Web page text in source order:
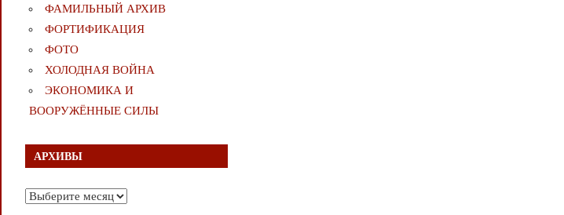
ФАМИЛЬНЫЙ АРХИВ
ФОРТИФИКАЦИЯ
ФОТО
ХОЛОДНАЯ ВОЙНА
ЭКОНОМИКА И
ВООРУЖЁННЫЕ СИЛЫ
АРХИВЫ
Архивы